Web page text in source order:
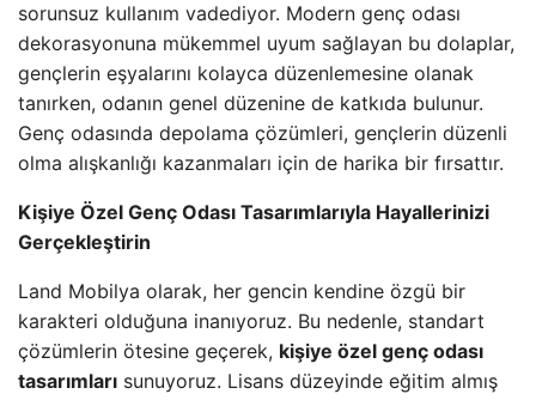
sorunsuz kullanım vadediyor. Modern genç odası
dekorasyonuna mükemmel uyum sağlayan bu dolaplar,
gençlerin eşyalarını kolayca düzenlemesine olanak
tanırken, odanın genel düzenine de katkıda bulunur.
Genç odasında depolama çözümleri, gençlerin düzenli
olma alışkanlığı kazanmaları için de harika bir fırsattır.
Kişiye Özel Genç Odası Tasarımlarıyla Hayallerinizi
Gerçekleştirin
Land Mobilya olarak, her gencin kendine özgü bir
karakteri olduğuna inanıyoruz. Bu nedenle, standart
çözümlerin ötesine geçerek, kişiye özel genç odası
tasarımları sunuyoruz. Lisans düzeyinde eğitim almış